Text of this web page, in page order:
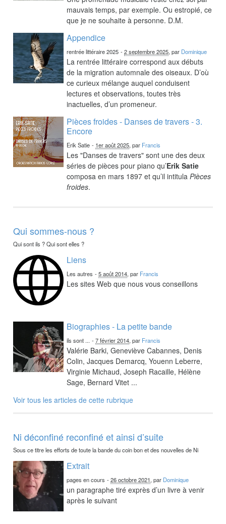
mauvais temps, par exemple. Ou estropié, ce
que je ne souhaite à personne. D.M.
Appendice
rentrée littéraire 2025 -2 septembre 2025, par Dominique
La rentrée littéraire correspond aux débuts
de la migration automnale des oiseaux. D’où
ce curieux mélange auquel conduisent
lectures et observations, toutes très
inactuelles, d’un promeneur.
Pièces froides - Danses de travers - 3.
Encore
Erik Satie - 1er août 2025, par Francis
Les "Danses de travers" sont une des deux
séries de pièces pour piano qu’Erik Satie
composa en mars 1897 et qu’il intitulaPièces
froides.
Qui sommes-nous ?
Qui sont ils ? Qui sont elles ?
Liens
Les autres -5 août 2014, par Francis
Les sites Web que nous vous conseillons
Biographies - La petite bande
ils sont ... -7 février 2014, par Francis
Valérie Barki, Geneviève Cabannes, Denis
Colin, Jacques Demarcq, Youenn Leberre,
Virginie Michaud, Joseph Racaille, Hélène
Sage, Bernard Vitet ...
Voir tous les articles de cette rubrique
Ni déconfiné reconfiné et ainsi d’suite
Sous ce titre les efforts de toute la bande du coin bon et des nouvelles de Ni
Extrait
pages en cours -26 octobre 2021, par Dominique
un paragraphe tiré exprès d’un livre à venir
après le suivant